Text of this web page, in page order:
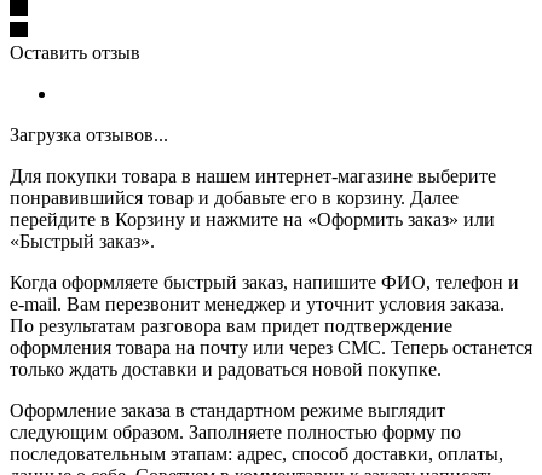
Оставить отзыв
Загрузка отзывов...
Для покупки товара в нашем интернет-магазине выберите
понравившийся товар и добавьте его в корзину. Далее
перейдите в Корзину и нажмите на «Оформить заказ» или
«Быстрый заказ».
Когда оформляете быстрый заказ, напишите ФИО, телефон и
e-mail. Вам перезвонит менеджер и уточнит условия заказа.
По результатам разговора вам придет подтверждение
оформления товара на почту или через СМС. Теперь останется
только ждать доставки и радоваться новой покупке.
Оформление заказа в стандартном режиме выглядит
следующим образом. Заполняете полностью форму по
последовательным этапам: адрес, способ доставки, оплаты,